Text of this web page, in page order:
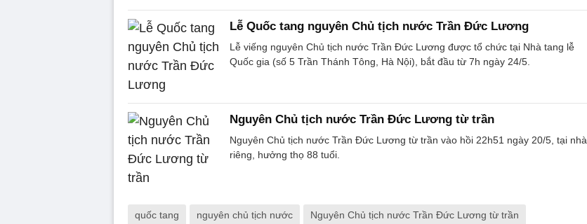
Lễ Quốc tang nguyên Chủ tịch nước Trần Đức Lương
Lễ viếng nguyên Chủ tịch nước Trần Đức Lương được tổ chức tại Nhà tang lễ
Quốc gia (số 5 Trần Thánh Tông, Hà Nội), bắt đầu từ 7h ngày 24/5.
Nguyên Chủ tịch nước Trần Đức Lương từ trần
Nguyên Chủ tịch nước Trần Đức Lương từ trần vào hồi 22h51 ngày 20/5, tại nhà
riêng, hưởng thọ 88 tuổi.
quốc tang nguyên chủ tịch nước Nguyên Chủ tịch nước Trần Đức Lương từ trần